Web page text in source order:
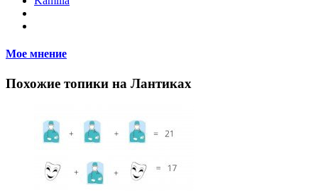
Мое мнение
Похожие топики на Лантиках